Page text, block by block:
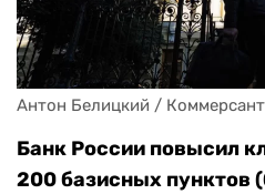
Антон Белицкий /
Банк России повысил
200 базисных пунктов